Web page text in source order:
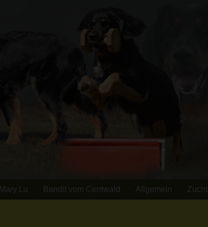
Mary Lu Bandit vom Centwald Allgemein Zucht